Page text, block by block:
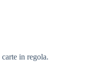
in regola.